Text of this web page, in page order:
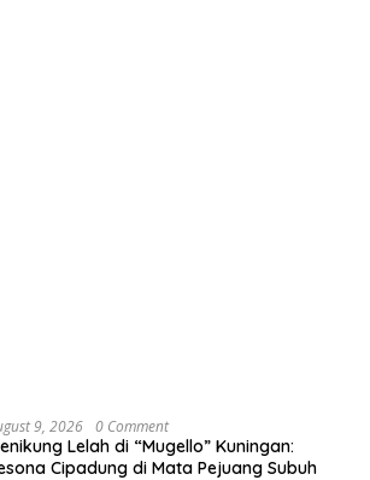
9, 2026 0 Comment
Lelah di “Mugello” Kuningan:
Cipadung di Mata Pejuang Subuh